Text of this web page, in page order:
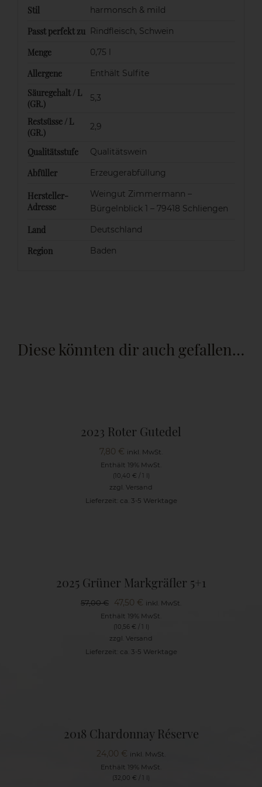
Stil harmonsch & mild
Passt perfekt zu Rindfleisch, Schwein
Menge 0,75 l
Allergene Enthält Sulfite
Säuregehalt / L
(GR.)
5,3
Restsüsse / L
(GR.)
2,9
Qualitätsstufe Qualitätswein
Abfüller Erzeugerabfüllung
Hersteller-
Adresse
Weingut Zimmermann –
Bürgelnblick 1 – 79418 Schliengen
Land Deutschland
Region Baden
Diese könnten dir auch gefallen…
2023 Roter Gutedel
7,80 € inkl. MwSt.
Enthält 19% MwSt.
(10,40 € / 1 l)
zzgl. Versand
Lieferzeit: ca. 3-5 Werktage
2025 Grüner Markgräfler 5+1
57,00€
Ursprünglicher
Preis
war:
47,50 € Aktueller
Preis
ist:
inkl. MwSt.
Enthält 19% MwSt.
(10,56 € / 1 l)
zzgl. Versand
Lieferzeit: ca. 3-5 Werktage
2018 Chardonnay Réserve
24,00 € inkl. MwSt.
Enthält 19% MwSt.
(32,00 € / 1 l)